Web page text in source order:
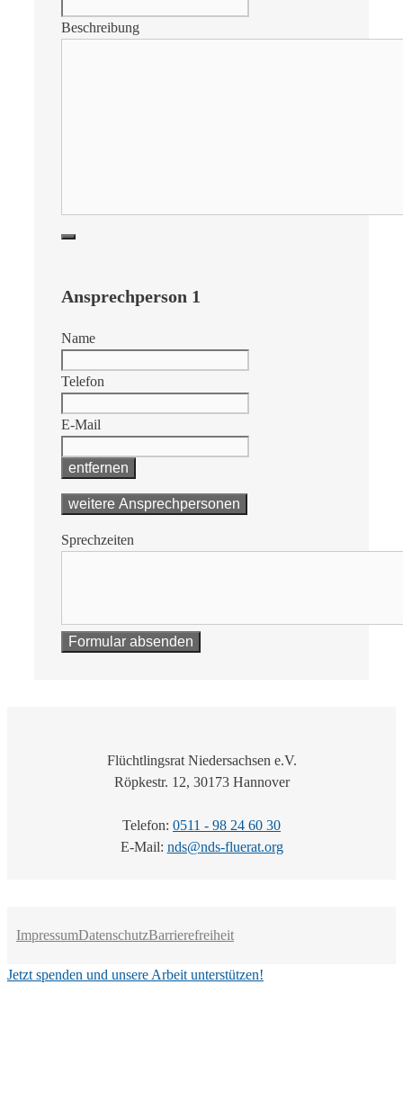
Beschreibung
Ansprechperson 1
Name
Telefon
E-Mail
entfernen
weitere Ansprechpersonen
Sprechzeiten
Flüchtlingsrat Niedersachsen e.V.
Röpkestr. 12, 30173 Hannover
Telefon: 0511 - 98 24 60 30
E-Mail: nds@nds-fluerat.org
ImpressumDatenschutzBarrierefreiheit
Jetzt spenden und unsere Arbeit unterstützen!